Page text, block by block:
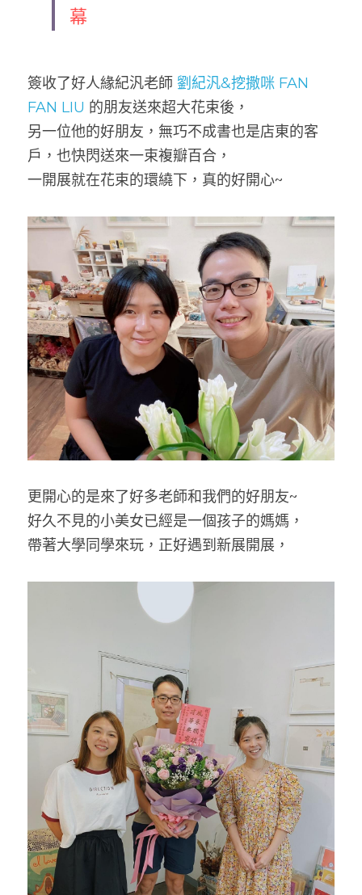
幕
簽收了好人緣紀汎老師 劉紀汎&挖撒咪 FAN
FAN LIU 的朋友送來超大花束後，
另一位他的好朋友，無巧不成書也是店東的客
戶，也快閃送來一束複瓣百合，
一開展就在花束的環繞下，真的好開心~
更開心的是來了好多老師和我們的好朋友~
好久不見的小美女已經是一個孩子的媽媽，
帶著大學同學來玩，正好遇到新展開展，